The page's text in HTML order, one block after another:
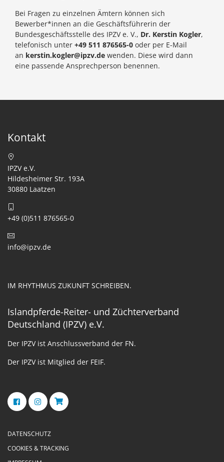
Bei Fragen zu einzelnen Ämtern können sich
Bewerber*innen an die Geschäftsführerin der
Bundesgeschäftsstelle des IPZV e. V., Dr. Kerstin Kogler,
telefonisch unter +49 511 876565-0 oder per E-Mail
an kerstin.kogler@ipzv.de wenden. Diese wird dann
eine passende Ansprechperson benennen.
Kontakt
IPZV e.V.
Hildesheimer Str. 193A
30880 Laatzen
+49 (0)511 876565-0
info@ipzv.de
IM RHYTHMUS ZUKUNFT SCHREIBEN.
Islandpferde-Reiter- und Züchterverband
Deutschland (IPZV) e.V.
Der IPZV ist Anschlussverband der FN.
Der IPZV ist Mitglied der FEIF.
DATENSCHUTZ
COOKIES & TRACKING